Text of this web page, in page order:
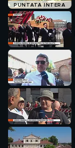
PUNTATA INTERA